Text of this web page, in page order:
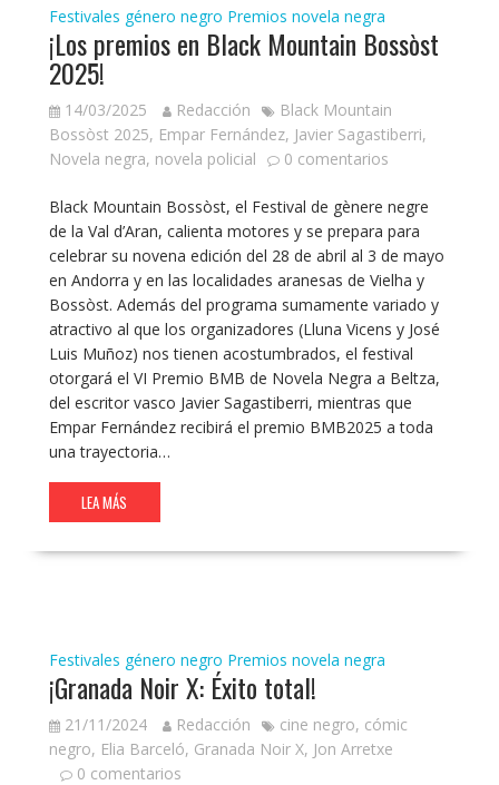
Festivales género negro Premios novela negra
¡Los premios en Black Mountain Bossòst
2025!
14/03/2025 Redacción
Black Mountain
Bossòst 2025, Empar Fernández, Javier Sagastiberri,
Novela negra, novela policial 0 comentarios
Black Mountain Bossòst, el Festival de gènere negre
de la Val d’Aran, calienta motores y se prepara para
celebrar su novena edición del 28 de abril al 3 de mayo
en Andorra y en las localidades aranesas de Vielha y
Bossòst. Además del programa sumamente variado y
atractivo al que los organizadores (Lluna Vicens y José
Luis Muñoz) nos tienen acostumbrados, el festival
otorgará el VI Premio BMB de Novela Negra a Beltza,
del escritor vasco Javier Sagastiberri, mientras que
Empar Fernández recibirá el premio BMB2025 a toda
una trayectoria…
LEA MÁS
Festivales género negro Premios novela negra
¡Granada Noir X: Éxito total!
21/11/2024 Redacción cine negro, cómic
negro, Elia Barceló, Granada Noir X, Jon Arretxe
0 comentarios